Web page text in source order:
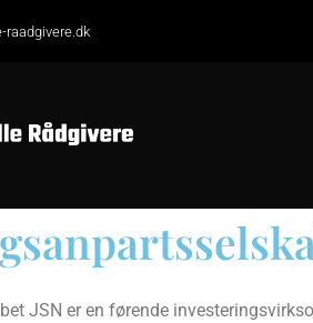
raadgivere.dk
JSN er en førende